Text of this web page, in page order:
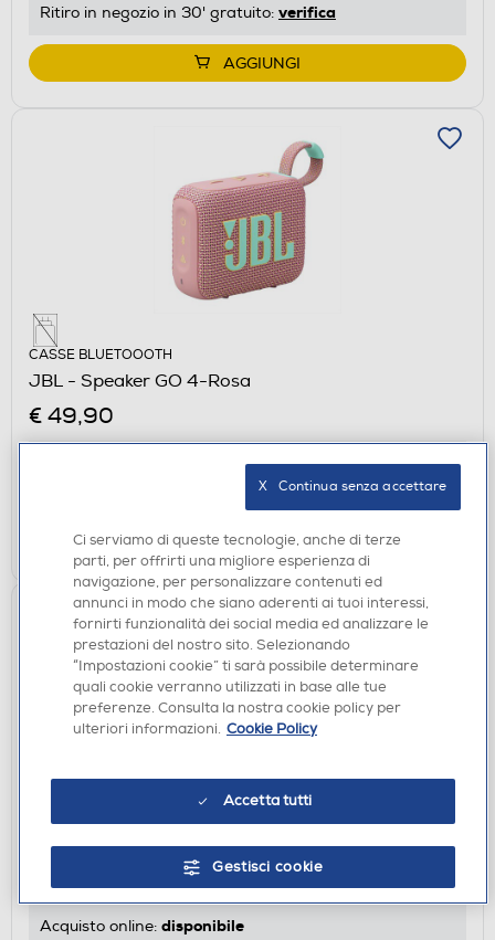
Ritiro in negozio in 30' gratuito: verifica
AGGIUNGI
CASSE BLUETOOOTH
JBL - Speaker GO 4-Rosa
€ 49,90
Ritiro in negozio in 30' gratuito: verifica
AGGIUNGI
EXPLORE SCIENTIFIC - WSH4005C STAZIONE
METEO RADIO-CONTROLLATA-White
Acquisto online: disponibile
Ci serviamo di queste tecnologie, anche di terze
parti, per offrirti una migliore esperienza di
navigazione, per personalizzare contenuti ed
annunci in modo che siano aderenti ai tuoi interessi,
fornirti funzionalità dei social media ed analizzare le
prestazioni del nostro sito. Selezionando
“Impostazioni cookie” ti sarà possibile determinare
quali cookie verranno utilizzati in base alle tue
preferenze. Consulta la nostra cookie policy per
ulteriori informazioni. Cookie Policy
Accetta tutti
Gestisci cookie
X   Continua senza accettare